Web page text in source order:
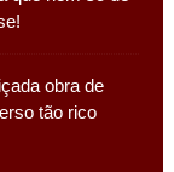
obra de
tão rico